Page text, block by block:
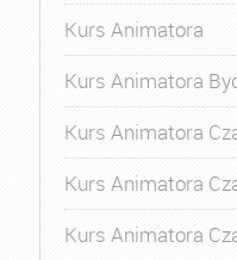
Kurs Animatora
Kurs Animatora
Kurs Animatora
Kurs Animatora
Kurs Animatora